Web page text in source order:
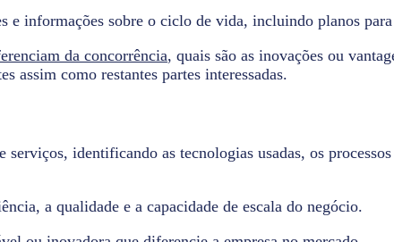
e informações sobre o ciclo de vida, incluindo planos
da concorrência, quais são as inovações ou
assim como restantes partes interessadas.
serviços, identificando as tecnologias usadas, os
a qualidade e a capacidade de escala do negócio.